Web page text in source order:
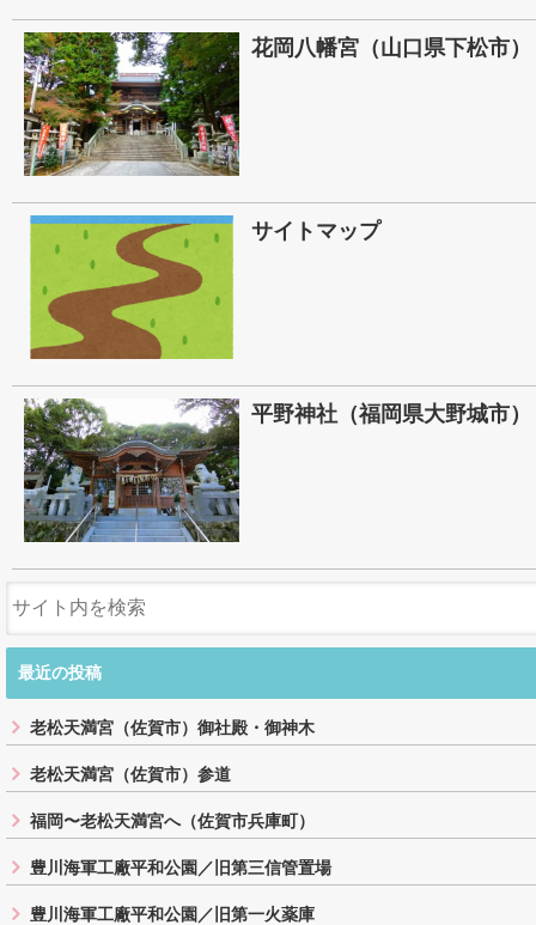
花岡八幡宮（山口県下松市）
サイトマップ
平野神社（福岡県大野城市）
最近の投稿
老松天満宮（佐賀市）御社殿・御神木
老松天満宮（佐賀市）参道
福岡〜老松天満宮へ（佐賀市兵庫町）
豊川海軍工廠平和公園／旧第三信管置場
豊川海軍工廠平和公園／旧第一火薬庫